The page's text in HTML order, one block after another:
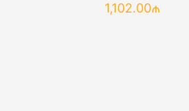
1,102.00₼